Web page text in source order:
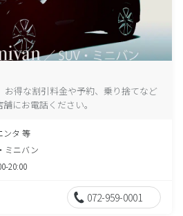
お得な割引料金や予約、乗り捨てなど
にお電話ください。
ンタ 等
ミニバン
20:00
072-959-0001